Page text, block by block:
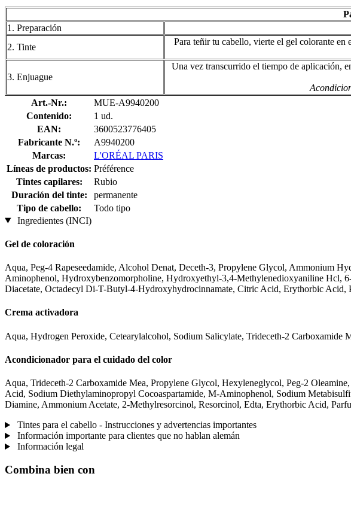
1. Preparación
2. Tinte
Para teñir tu cabello, vierte el gel colorante
3. Enjuague
Una vez transcurrido el tiempo de aplicación,
Art.-Nr.:
MUE-A9940200
Contenido:
1 ud.
EAN:
3600523776405
Fabricante N.º:
A9940200
Marcas:
L'ORÉAL PARIS
Líneas de productos: Préférence
Tintes capilares:
Rubio
Duración del tinte:
permanente
Tipo de cabello:
Todo tipo
Ingredientes (INCI)
Gel de coloración
Aqua, Peg-4 Rapeseedamide, Alcohol Denat, Deceth-3, Propylene Glycol, Ammonium
Aminophenol, Hydroxybenzomorpholine, Hydroxyethyl-3,4-Methylenedioxyaniline Hcl,
Diacetate, Octadecyl Di-T-Butyl-4-Hydroxyhydrocinnamate, Citric Acid, Erythorbic Acid,
Crema activadora
Aqua, Hydrogen Peroxide, Cetearylalcohol, Sodium Salicylate, Trideceth-2 Carboxamide
Acondicionador para el cuidado del color
Aqua, Trideceth-2 Carboxamide Mea, Propylene Glycol, Hexyleneglycol, Peg-2
Acid, Sodium Diethylaminopropyl Cocoaspartamide, M-Aminophenol, Sodium
Diamine, Ammonium Acetate, 2-Methylresorcinol, Resorcinol, Edta, Erythorbic Acid,
Tintes para el cabello - Instrucciones y advertencias importantes
Información importante para clientes que no hablan alemán
Información legal
Combina bien con